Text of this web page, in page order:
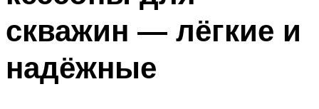
скважин — лёгкие и
надёжные